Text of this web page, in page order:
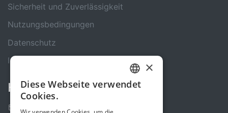
Sicherheit und Zuverlässigkeit
Nutzungsbedingungen
Datenschutz
Impressum
Kontakt
Kontakt-Formular
GERMAN
×
Diese Webseite verwendet
Cookies.